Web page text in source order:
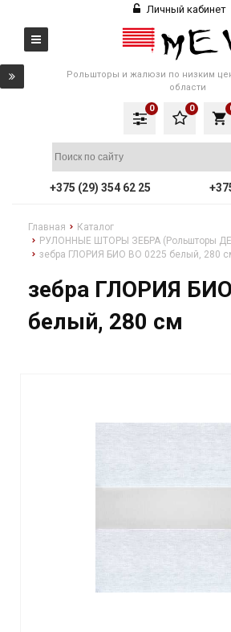
Личный кабинет
Рольшторы и жалюзи по низким
области
local_grocery_store
0
0
+375 (29) 354 62 25
Главная
Каталог
РУЛОННЫЕ ШТОРЫ ЗЕБРА (Рольшторы
зебра ГЛОРИЯ БИО BO 0225 белый, 280
зебра ГЛОРИЯ
белый, 280 см